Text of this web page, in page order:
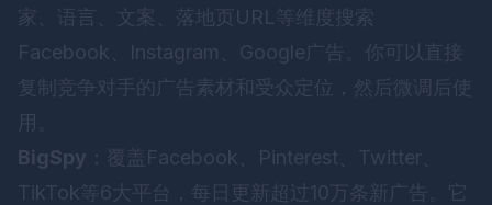
家、语言、文案、落地页URL等维度搜索
Facebook、Instagram、Google广告。你可以直接
复制竞争对手的广告素材和受众定位，然后微调后使
BigSpy ：覆盖Facebook、Pinterest、Twitter、
TikTok等6大平台，每日更新超过10万条新广告。它